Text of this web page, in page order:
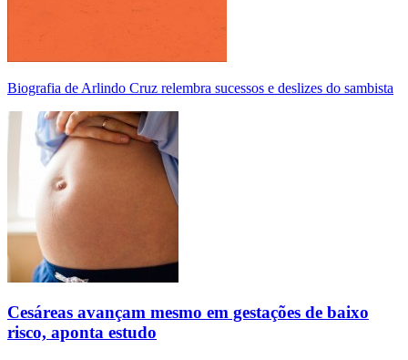
Biografia de Arlindo Cruz relembra sucessos e deslizes do sambista
Cesáreas avançam mesmo em gestações de baixo
risco, aponta estudo